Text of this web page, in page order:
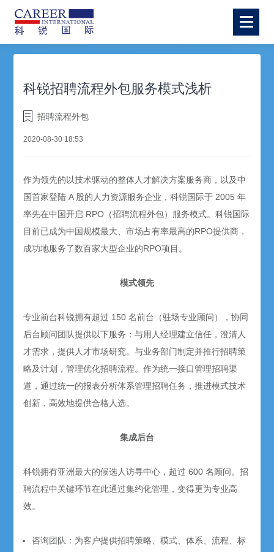
科锐招聘流程外包服务模式浅析
招聘流程外包
2020-08-30 18:53
作为领先的以技术驱动的整体人才解决方案服务商，以及中
国首家登陆 A 股的人力资源服务企业，科锐国际于 2005年
率先在中国开启 RPO （招聘流程外包）服务模式。科锐国际
目前已成为中国规模最大、市场占有率最高的RPO提供商，
成功地服务了数百家大型企业的RPO项目。
模式领先
专业前台科锐拥有超过 150名前台（驻场专业顾问），协同
后台顾问团队提供以下服务：与用人经理建立信任，澄清人
才需求，提供人才市场研究。与业务部门制定并推行招聘策
略及计划，管理优化招聘流程。作为统一接口管理招聘渠
道，通过统一的报表分析体系管理招聘任务，推进模式技术
创新，高效地提供合格人选。
集成后台
科锐拥有亚洲最大的候选人访寻中心，超过 600名顾问。招
聘流程中关键环节在此通过集约化管理，变得更为专业高
效。
咨询团队：为客户提供招聘策略、模式、体系、流程、标